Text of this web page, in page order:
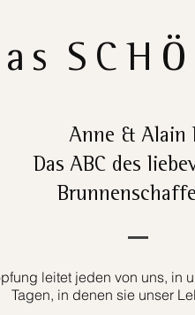
Anne & Alain
Das ABC des
leitet jeden von uns, in
Tagen, in denen sie unser